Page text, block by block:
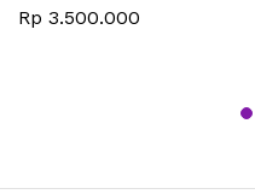
Rp 3.500.000